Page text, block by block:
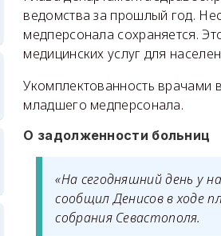
ведомства за прошлый год.
медперсонала сохраняется.
медицинских услуг для
Укомплектованность врачами
младшего медперсонала.
О задолженности больниц
«На сегодняшний день у
сообщил Денисов в ходе
собрания Севастополя.